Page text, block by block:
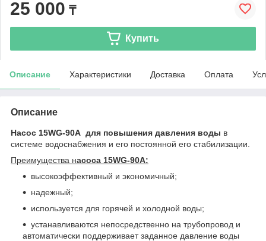
25 000 ₸
Купить
Описание Характеристики Доставка Оплата
Описание
Насос 15WG-90A для повышения давления воды в
системе водоснабжения и его постоянной его стабилизации.
Преимущества насоса 15WG-90A:
высокоэффективный и экономичный;
надежный;
используется для горячей и холодной воды;
устанавливаются непосредственно на трубопровод и
автоматически поддерживает заданное давление воды